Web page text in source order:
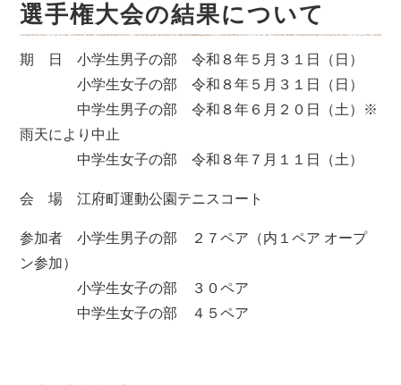
選手権大会の結果について
期 日 小学生男子の部 令和８年５月３１日（日）
小学生女子の部 令和８年５月３１日（日）
中学生男子の部 令和８年６月２０日（土）※
雨天により中止
中学生女子の部 令和８年７月１１日（土）
会 場 江府町運動公園テニスコート
参加者 小学生男子の部 ２７ペア（内１ペア オープ
ン参加）
小学生女子の部 ３０ペア
中学生女子の部 ４５ペア